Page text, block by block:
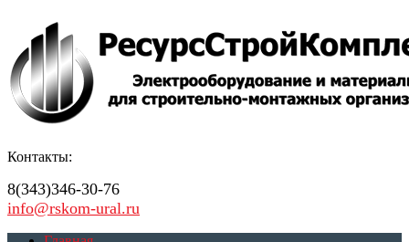
Контакты:
8(343)346-30-76
info@rskom-ural.ru